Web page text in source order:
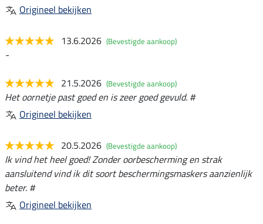
Origineel bekijken
13.6.2026 (Bevestigde aankoop)
-
21.5.2026 (Bevestigde aankoop)
Het oornetje past goed en is zeer goed gevuld. #
Origineel bekijken
20.5.2026 (Bevestigde aankoop)
Ik vind het heel goed! Zonder oorbescherming en strak
aansluitend vind ik dit soort beschermingsmaskers aanzienlijk
beter. #
Origineel bekijken